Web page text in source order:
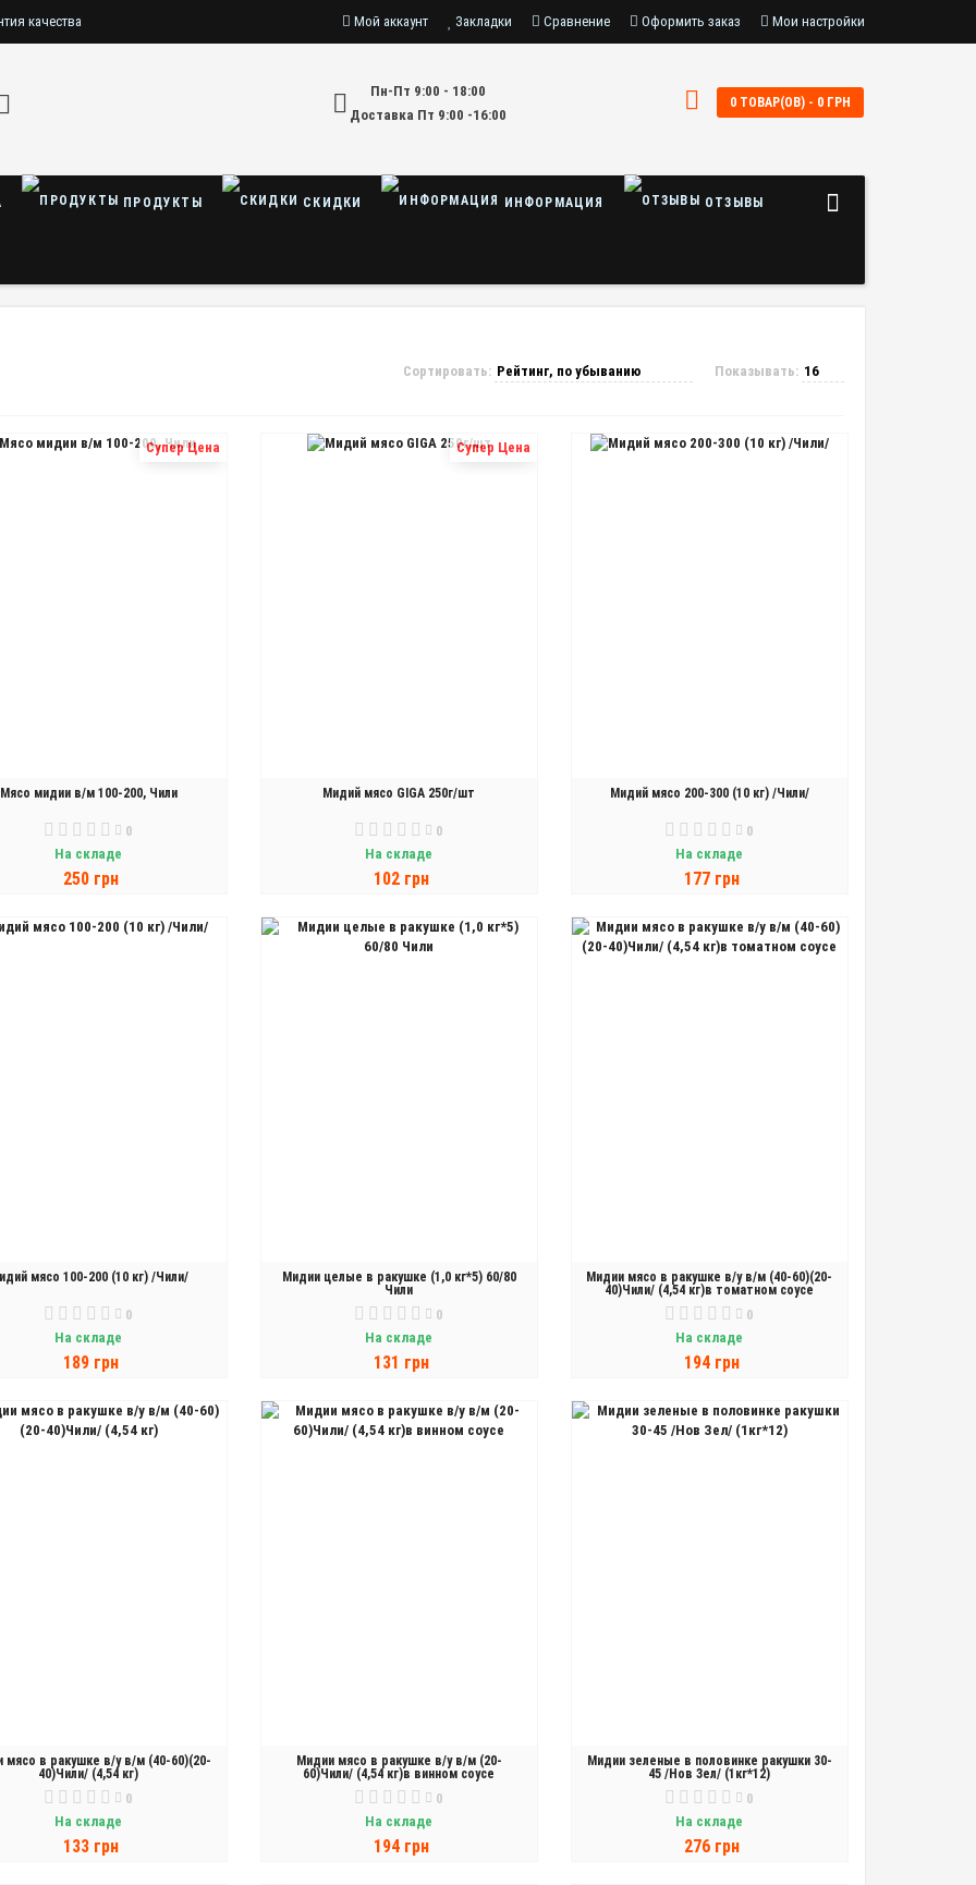
качества Мой аккаунт Закладки Сравнение Оформить заказ Мои настройки
Пн-Пт 9:00 - 18:00
Доставка Пт 9:00 -16:00
0 ТОВАР(ОВ) - 0 ГРН
ПРОДУКТЫ СКИДКИ ИНФОРМАЦИЯ ОТЗЫВЫ
Показывать:
Сортировать:
Супер Цена
Мясо мидии в/м 100-200, Чили
0
На складе
250 грн
В КОРЗИНУ
Супер Цена
Мидий мясо GIGA 250г/шт
0
На складе
102 грн
В КОРЗИНУ
Мидий мясо 200-300 (10 кг) /Чили/
0
На складе
177 грн
В КОРЗИНУ
мясо 100-200 (10 кг) /Чили/
0
На складе
189 грн
В КОРЗИНУ
Мидии целые в ракушке (1,0 кг*5) 60/80
Чили
0
На складе
131 грн
В КОРЗИНУ
Мидии мясо в ракушке в/у в/м (40-60)(20-
40)Чили/ (4,54 кг)в томатном соусе
0
На складе
194 грн
В КОРЗИНУ
мясо в ракушке в/у в/м (40-60)(20-
40)Чили/ (4,54 кг)
0
На складе
133 грн
Мидии мясо в ракушке в/у в/м (20-
60)Чили/ (4,54 кг)в винном соусе
0
На складе
194 грн
Мидии зеленые в половинке ракушки 30-
45 /Нов Зел/ (1кг*12)
0
На складе
276 грн